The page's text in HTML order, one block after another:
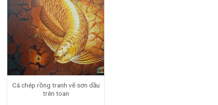
Cá chép rồng tranh vẽ sơn dầu
trên toan